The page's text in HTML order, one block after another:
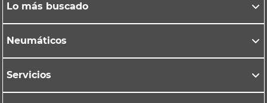
Lo más buscado
Neumáticos
Servicios